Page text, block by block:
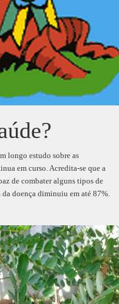
longo estudo sobre as
em curso. Acredita-se que a
de combater alguns tipos de
doença diminuiu em até 87%.